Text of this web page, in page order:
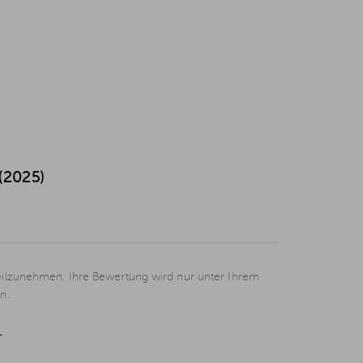
Ihre Bewertung wird nur unter Ihrem